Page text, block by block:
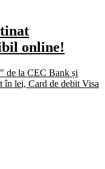
online!
de la CEC Bank și
în lei, Card de debit Visa